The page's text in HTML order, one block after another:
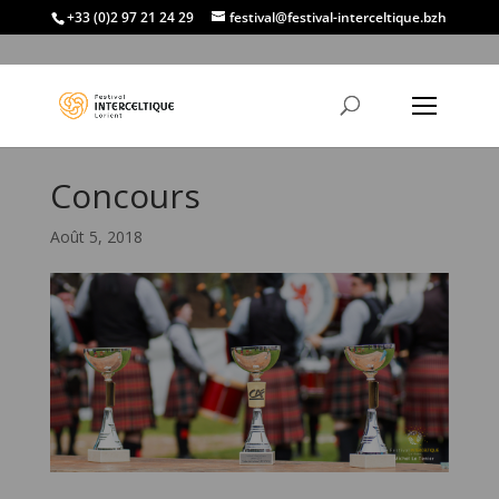
+33 (0)2 97 21 24 29 festival@festival-interceltique.bzh
Concours
Août 5, 2018